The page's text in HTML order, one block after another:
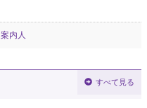
内人
すべて見る